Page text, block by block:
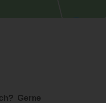
Gerne